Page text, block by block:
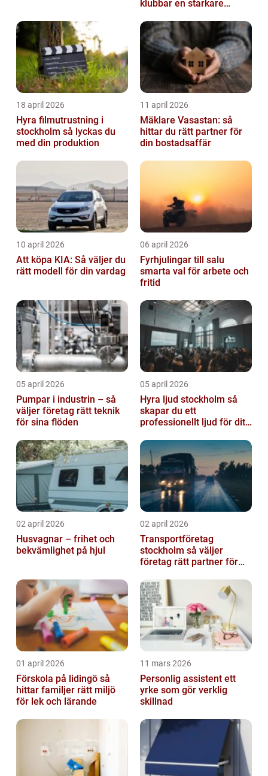
klubbar en starkare
18 april 2026
Hyra filmutrustning i
stockholm så lyckas du
med din produktion
11 april 2026
Mäklare Vasastan: så
hittar du rätt partner för
din bostadsaffär
10 april 2026
Att köpa KIA: Så väljer du
rätt modell för din vardag
06 april 2026
Fyrhjulingar till salu
smarta val för arbete och
fritid
05 april 2026
Pumpar i industrin – så
väljer företag rätt teknik
för sina flöden
05 april 2026
Hyra ljud stockholm så
skapar du ett
professionellt ljud för ditt
02 april 2026
Husvagnar – frihet och
bekvämlighet på hjul
02 april 2026
Transportföretag
stockholm så väljer
företag rätt partner för
01 april 2026
Förskola på lidingö så
hittar familjer rätt miljö
för lek och lärande
11 mars 2026
Personlig assistent ett
yrke som gör verklig
skillnad